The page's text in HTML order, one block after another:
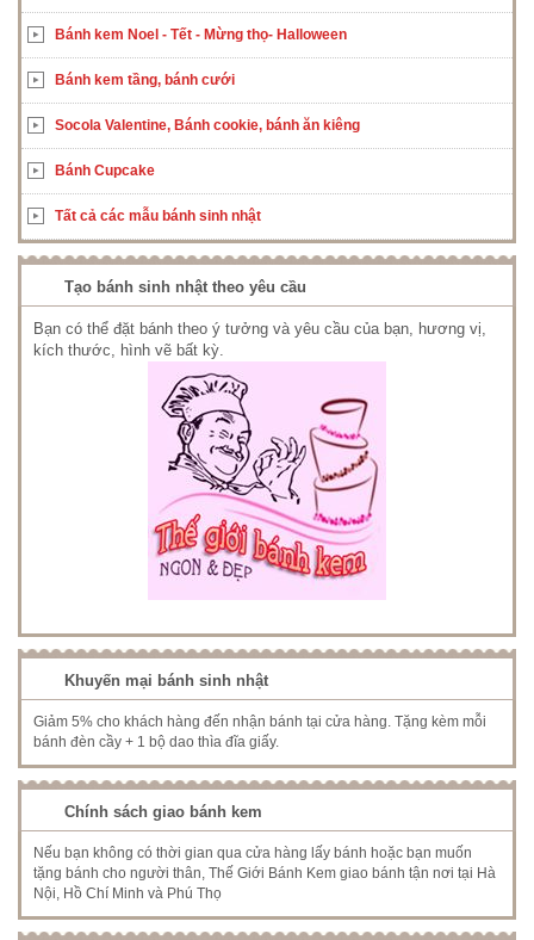
Bánh kem Noel - Tết - Mừng thọ- Halloween
Bánh kem tầng, bánh cưới
Socola Valentine, Bánh cookie, bánh ăn kiêng
Bánh Cupcake
Tất cả các mẫu bánh sinh nhật
Tạo bánh sinh nhật theo yêu cầu
Bạn có thể đặt bánh theo ý tưởng và yêu cầu của bạn, hương vị,
kích thước, hình vẽ bất kỳ.
Khuyến mại bánh sinh nhật
Giảm 5% cho khách hàng đến nhận bánh tại cửa hàng. Tặng kèm mỗi
bánh đèn cầy + 1 bộ dao thìa đĩa giấy.
Chính sách giao bánh kem
Nếu bạn không có thời gian qua cửa hàng lấy bánh hoặc bạn muốn
tặng bánh cho người thân, Thế Giới Bánh Kem giao bánh tận nơi tại Hà
Nội, Hồ Chí Minh và Phú Thọ